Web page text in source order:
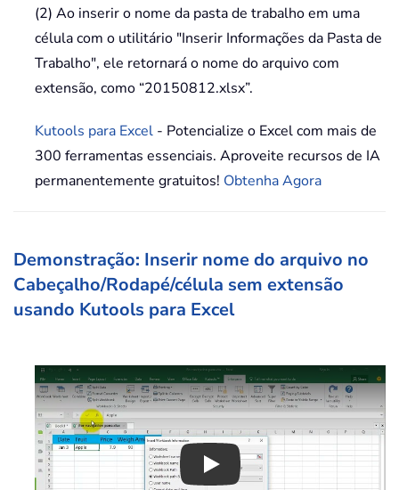
(2) Ao inserir o nome da pasta de trabalho em uma
célula com o utilitário "Inserir Informações da Pasta de
Trabalho", ele retornará o nome do arquivo com
extensão, como “20150812.xlsx”.
Kutools para Excel - Potencialize o Excel com mais de
300 ferramentas essenciais. Aproveite recursos de IA
permanentemente gratuitos! Obtenha Agora
Demonstração: Inserir nome do arquivo no
Cabeçalho/Rodapé/célula sem extensão
usando Kutools para Excel
Play